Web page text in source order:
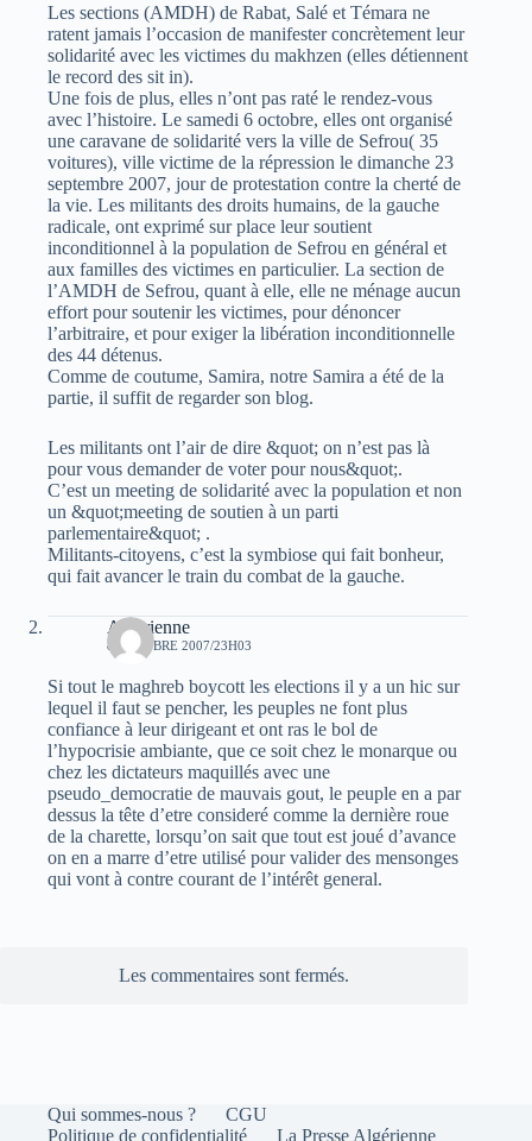
Les sections (AMDH) de Rabat, Salé et Témara ne
ratent jamais l’occasion de manifester concrètement leur
solidarité avec les victimes du makhzen (elles détiennent
le record des sit in).
Une fois de plus, elles n’ont pas raté le rendez-vous
avec l’histoire. Le samedi 6 octobre, elles ont organisé
une caravane de solidarité vers la ville de Sefrou( 35
voitures), ville victime de la répression le dimanche 23
septembre 2007, jour de protestation contre la cherté de
la vie. Les militants des droits humains, de la gauche
radicale, ont exprimé sur place leur soutient
inconditionnel à la population de Sefrou en général et
aux familles des victimes en particulier. La section de
l’AMDH de Sefrou, quant à elle, elle ne ménage aucun
effort pour soutenir les victimes, pour dénoncer
l’arbitraire, et pour exiger la libération inconditionnelle
des 44 détenus.
Comme de coutume, Samira, notre Samira a été de la
partie, il suffit de regarder son blog.
Les militants ont l’air de dire &quot; on n’est pas là
pour vous demander de voter pour nous&quot;.
C’est un meeting de solidarité avec la population et non
un &quot;meeting de soutien à un parti
parlementaire&quot; .
Militants-citoyens, c’est la symbiose qui fait bonheur,
qui fait avancer le train du combat de la gauche.
Algerienne
8 OCTOBRE 2007/23H03
Si tout le maghreb boycott les elections il y a un hic sur
lequel il faut se pencher, les peuples ne font plus
confiance à leur dirigeant et ont ras le bol de
l’hypocrisie ambiante, que ce soit chez le monarque ou
chez les dictateurs maquillés avec une
pseudo_democratie de mauvais gout, le peuple en a par
dessus la tête d’etre consideré comme la dernière roue
de la charette, lorsqu’on sait que tout est joué d’avance
on en a marre d’etre utilisé pour valider des mensonges
qui vont à contre courant de l’intérêt general.
Les commentaires sont fermés.
Qui sommes-nous ?
CGU
Politique de confidentialité
La Presse Algérienne